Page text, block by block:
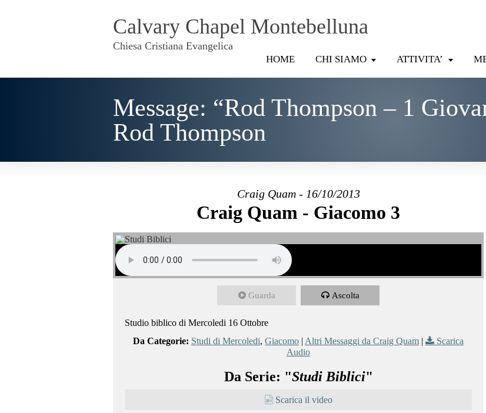
Calvary Chapel Montebelluna
Chiesa Cristiana Evangelica
HOME CHI SIAMO ATTIVITA’
Message: “Rod Thompson – 1
Rod Thompson
Craig Quam - 16/10/2013
Craig Quam - Giacomo 3
Guarda Ascolta
Studio biblico di Mercoledi 16 Ottobre
Da Categorie: Studi di Mercoledi, Giacomo | Altri Messaggi da Craig Quam |
Scarica
Audio
Da Serie: "Studi Biblici"
Scarica il video